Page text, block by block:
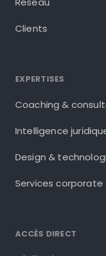
Clients
EXPERTISES
Coaching &
Intelligence
Design &
Services corporate
ACCÈS DIRECT